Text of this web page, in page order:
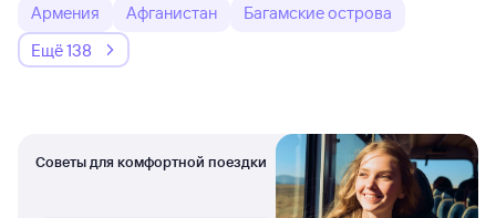
Армения
Афганистан
Багамские острова
Ещё 138
Советы для комфортной поездки